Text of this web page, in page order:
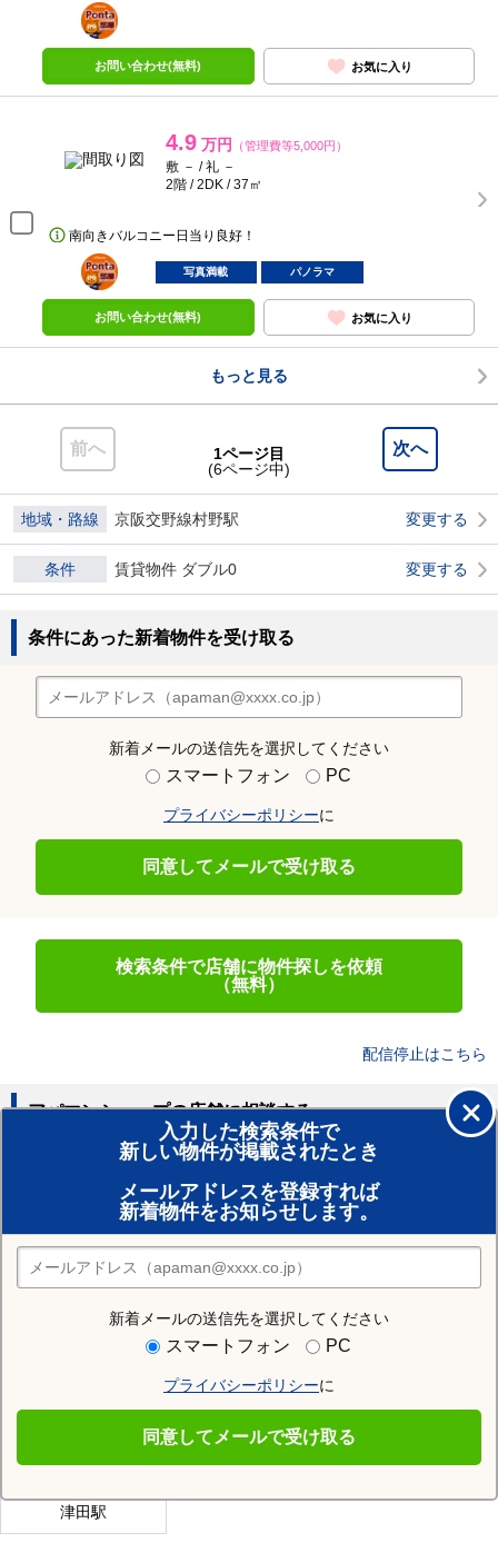
ポンタ
部屋
お問い合わせ(無料) お気に入り
4.9 万円 （管理費等5,000円）
敷 － / 礼 －
2階 / 2DK / 37㎡
南向きバルコニー日当り良好！
ポンタ
部屋
写真満載 パノラマ
お問い合わせ(無料) お気に入り
もっと見る
前へ 次へ
1ページ目
(6ページ中)
地域・路線 京阪交野線村野駅 変更する
条件 賃貸物件 ダブル0 変更する
条件にあった新着物件を受け取る
新着メールの送信先を選択してください
スマートフォン PC
プライバシーポリシーに
同意してメールで受け取る
検索条件で店舗に物件探しを依頼
（無料）
配信停止はこちら
入力した検索条件で
新しい物件が掲載されたとき
メールアドレスを登録すれば
新着物件をお知らせします。
新着メールの送信先を選択してください
スマートフォン PC
プライバシーポリシーに
同意してメールで受け取る
アパマンショップの店舗に相談する
賃貸のプロがお部屋探し！
おまかせ物件リクエスト
住みたい街の店舗を探す
店舗検索
光善寺駅
牧野駅 星ケ丘駅 御殿山駅
津田駅